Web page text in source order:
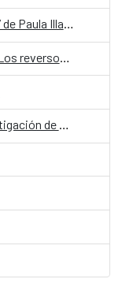
Presentación del libro “La mujer del río” de Paula Illabaca
Activación nocturna de la exposición Los reversos del saqueo
Jornada Hormigona. Jornada de investigación de Biblioteca Cuir